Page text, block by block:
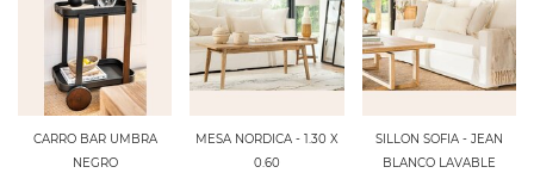
CARRO BAR UMBRA
NEGRO
MESA NORDICA - 1.30 X
0.60
SILLON SOFIA - JEAN
BLANCO LAVABLE